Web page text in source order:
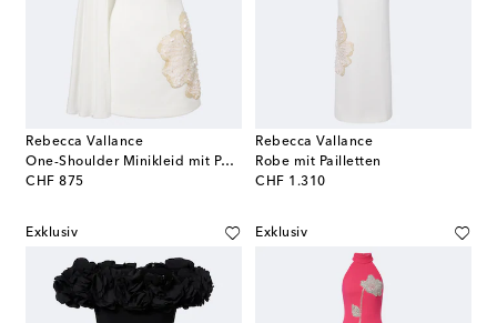
Rebecca Vallance
One-Shoulder Minikleid mit Pailletten
CHF 875
original price
Rebecca Vallance
Robe mit Pailletten
CHF 1.310
original price
Exklusiv Exklusiv